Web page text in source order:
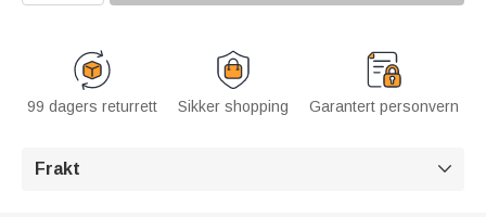
99 dagers returrett Sikker shopping Garantert personvern
Frakt 